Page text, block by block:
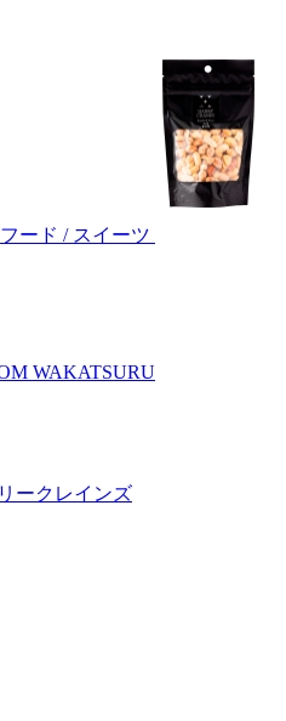
フード / スイーツ